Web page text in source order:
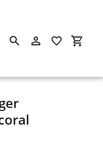
SuchenEinloggen